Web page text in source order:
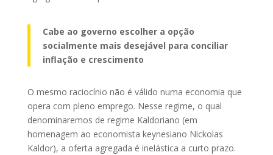
Cabe ao governo escolher a opção
socialmente mais desejável para conciliar
inflação e crescimento
O mesmo raciocínio não é válido numa economia que
opera com pleno emprego. Nesse regime, o qual
denominaremos de regime Kaldoriano (em
homenagem ao economista keynesiano Nickolas
Kaldor), a oferta agregada é inelástica a curto prazo.